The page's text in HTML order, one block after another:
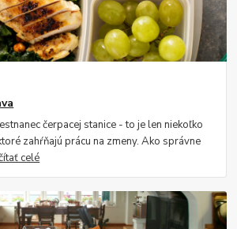
čerpacej stanice - to je len niekoľko
zahŕňajú prácu na zmeny. Ako správne
celé